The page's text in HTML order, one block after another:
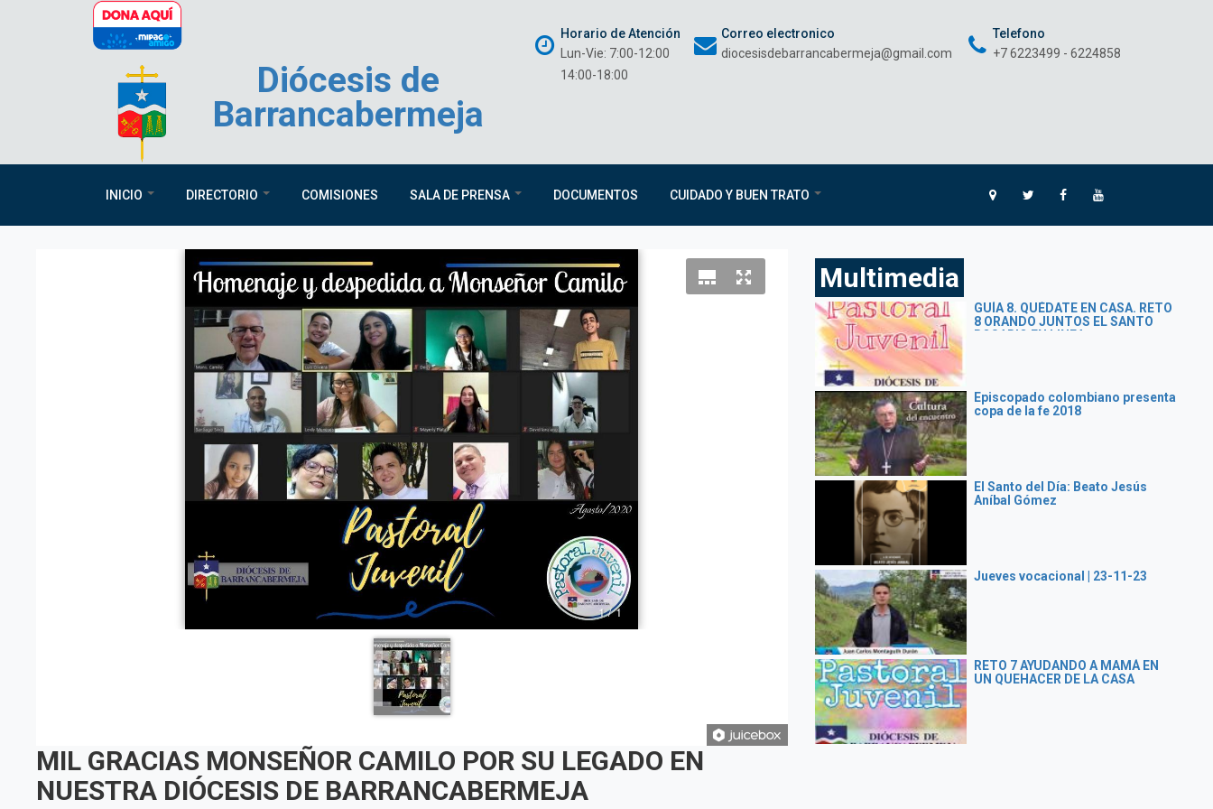
Pasar al contenido principal
Diócesis de
Barrancabermeja
Horario de Atención
Lun-Vie: 7:00-12:00
14:00-18:00
Correo electronico
diocesisdebarrancabermeja@gmail.com
Telefono
+7 6223499 - 6224858
INICIO DIRECTORIO COMISIONES SALA DE PRENSA DOCUMENTOS CUIDADO Y BUEN TRATO
MIL GRACIAS MONSEÑOR CAMILO POR SU LEGADO EN
NUESTRA DIÓCESIS DE BARRANCABERMEJA
Multimedia
GUÍA 8. QUÉDATE EN CASA. RETO
8 ORANDO JUNTOS EL SANTO
ROSARIO EN LINEA
Episcopado colombiano presenta
copa de la fe 2018
El Santo del Día: Beato Jesús
Aníbal Gómez
Jueves vocacional | 23-11-23
RETO 7 AYUDANDO A MAMÁ EN
UN QUEHACER DE LA CASA